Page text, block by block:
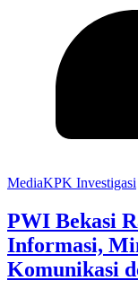
MediaKPK Investigasi
PWI Bekasi
Informasi,
Komunikasi